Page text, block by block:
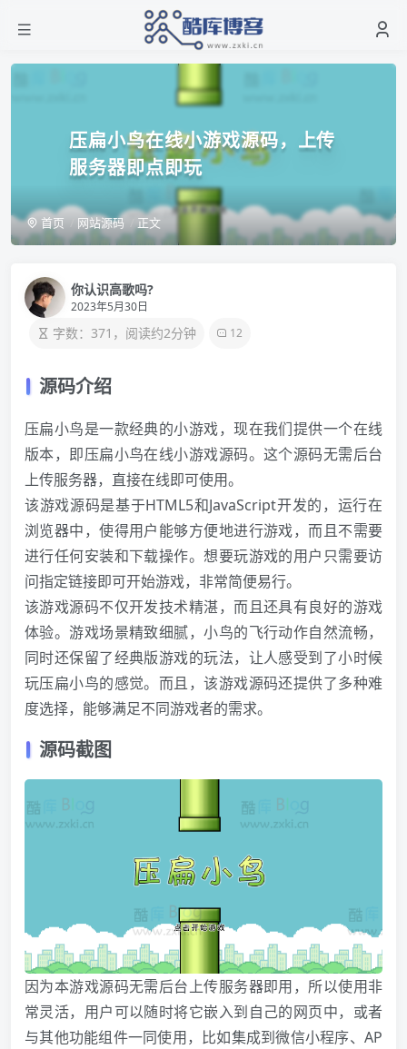
压扁小鸟在线小游戏源码，上传
服务器即点即玩
首页 网站源码 正文
你认识高歌吗?
2023年5月30日
字数：371，阅读约2分钟 12
源码介绍
压扁小鸟是一款经典的小游戏，现在我们提供一个在线
版本，即压扁小鸟在线小游戏源码。这个源码无需后台
上传服务器，直接在线即可使用。
该游戏源码是基于HTML5和JavaScript开发的，运行在
浏览器中，使得用户能够方便地进行游戏，而且不需要
进行任何安装和下载操作。想要玩游戏的用户只需要访
问指定链接即可开始游戏，非常简便易行。
该游戏源码不仅开发技术精湛，而且还具有良好的游戏
体验。游戏场景精致细腻，小鸟的飞行动作自然流畅，
同时还保留了经典版游戏的玩法，让人感受到了小时候
玩压扁小鸟的感觉。而且，该游戏源码还提供了多种难
度选择，能够满足不同游戏者的需求。
源码截图
因为本游戏源码无需后台上传服务器即用，所以使用非
常灵活，用户可以随时将它嵌入到自己的网页中，或者
与其他功能组件一同使用，比如集成到微信小程序、AP